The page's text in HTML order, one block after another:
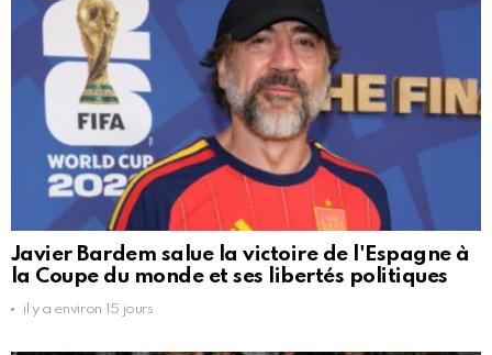
Javier Bardem salue la victoire de l'Espagne à
la Coupe du monde et ses libertés politiques
il y a environ 15 jours